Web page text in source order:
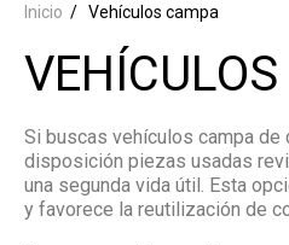
Inicio Vehículos campa
Si buscas vehículos campa de
disposición piezas usadas
una segunda vida útil. Esta
y favorece la reutilización de